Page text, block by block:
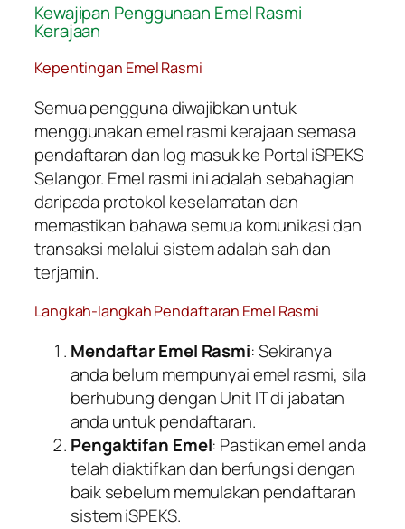
Kewajipan Penggunaan Emel Rasmi
Kerajaan
Kepentingan Emel Rasmi
Semua pengguna diwajibkan untuk
menggunakan emel rasmi kerajaan semasa
pendaftaran dan log masuk ke Portal iSPEKS
Selangor. Emel rasmi ini adalah sebahagian
daripada protokol keselamatan dan
memastikan bahawa semua komunikasi dan
transaksi melalui sistem adalah sah dan
terjamin.
Langkah-langkah Pendaftaran Emel Rasmi
Mendaftar Emel Rasmi: Sekiranya
anda belum mempunyai emel rasmi, sila
berhubung dengan Unit IT di jabatan
anda untuk pendaftaran.
Pengaktifan Emel: Pastikan emel anda
telah diaktifkan dan berfungsi dengan
baik sebelum memulakan pendaftaran
sistem iSPEKS.